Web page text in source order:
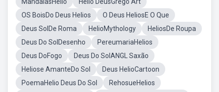
OS BoisDo Deus Helios
O Deus HeliosE O Que
Deus SolDe Roma
HelioMythology
HeliosDe Roupa
Deus Do SolDesenho
PereumariaHelios
Deus DoFogo
Deus Do SolANGL Saxão
Heliose AmanteDo Sol
Deus HelioCartoon
PoemaHelio Deus Do Sol
RehosueHelios